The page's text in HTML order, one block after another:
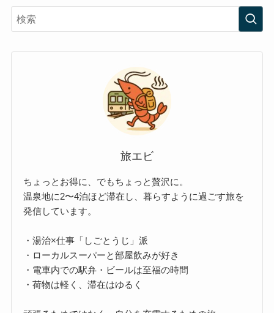
旅エビ
ちょっとお得に、でもちょっと贅沢に。
温泉地に2〜4泊ほど滞在し、暮らすように過ごす旅を
発信しています。
・湯治×仕事「しごとうじ」派
・ローカルスーパーと部屋飲みが好き
・電車内での駅弁・ビールは至福の時間
・荷物は軽く、滞在はゆるく